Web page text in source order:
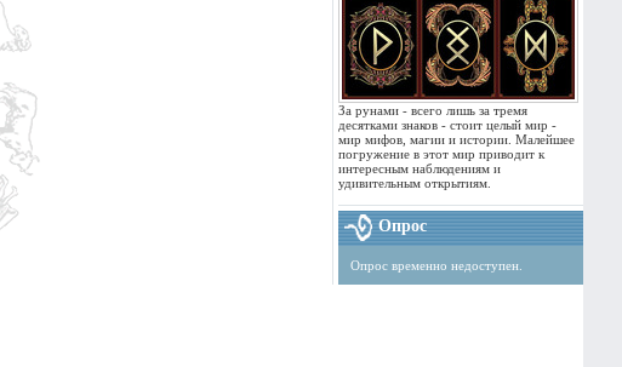
За рунами - всего лишь за тремя
десятками знаков - стоит целый мир -
мир мифов, магии и истории. Малейшее
погружение в этот мир приводит к
интересным наблюдениям и
удивительным открытиям.
Опрос
Опрос временно недоступен.